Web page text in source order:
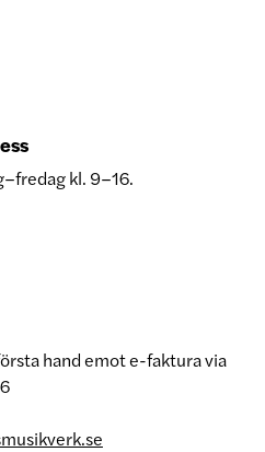
kl. 9–16.
hand emot e-faktura via